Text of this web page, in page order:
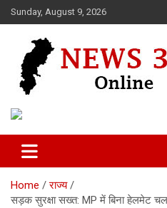
Skip
to
Sunday, August 9, 2026
News 36
Home
राज्य
सड़क सुरक्षा सख्त: MP में बिना हेलमेट